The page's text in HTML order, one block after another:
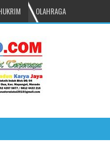
OLAHRAGA
Hari Bhayan